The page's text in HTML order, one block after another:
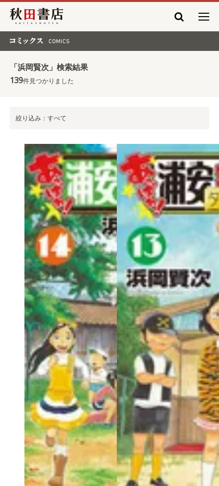
秋田書店
「浜岡賢次」検索結果
139件見つかりました
絞り込み：すべて